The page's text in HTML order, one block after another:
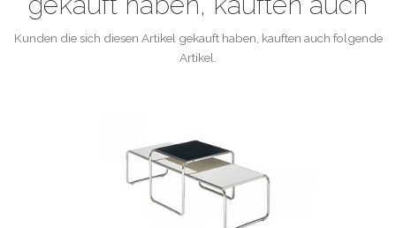
Kunden die sich diesen Artikel gekauft haben, kauften auch folgende
Artikel.